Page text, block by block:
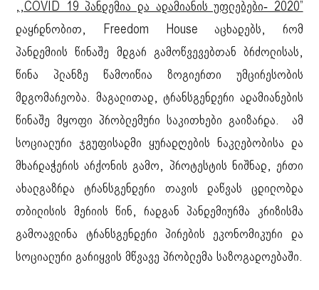
,,COVID 19 პანდემია და ადამიანის უფლებები- 2020”
დაყრდნობით, Freedom House აცხადებს, რომ
პანდემიის წინაშე მდგარ გამოწვევებთან ბრძოლისას,
წინა პლანზე წამოიწია ზოგიერთი უმცირესობის
მდგომარეობა. მაგალითად, ტრანსგენდერი ადამიანების
წინაშე მყოფი პრობლემური საკითხები გაიზარდა. ამ
სოციალური ჯგუფისადმი ყურადღების ნაკლებობისა და
მხარდაჭერის არქონის გამო, პროტესტის ნიშნად, ერთი
ახალგაზრდა ტრანსგენდერი თავის დაწვას ცდილობდა
თბილისის მერიის წინ, რადგან პანდემიურმა კრიზისმა
გამოავლინა ტრანსგენდერი პირების ეკონომიკური და
სოციალური გარიყვის მწვავე პრობლემა საზოგადოებაში.